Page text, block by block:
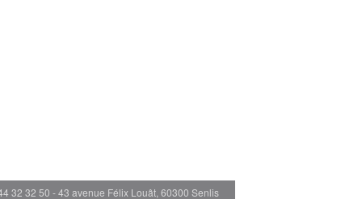
32 32 50 - 43 avenue Félix Louât, 60300 Senlis